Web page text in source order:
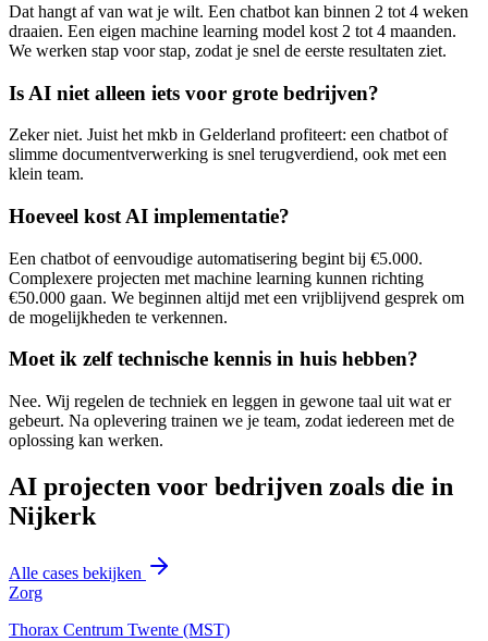
Dat hangt af van wat je wilt. Een chatbot kan binnen 2 tot 4 weken
draaien. Een eigen machine learning model kost 2 tot 4 maanden.
We werken stap voor stap, zodat je snel de eerste resultaten ziet.
Is AI niet alleen iets voor grote bedrijven?
Zeker niet. Juist het mkb in Gelderland profiteert: een chatbot of
slimme documentverwerking is snel terugverdiend, ook met een
klein team.
Hoeveel kost AI implementatie?
Een chatbot of eenvoudige automatisering begint bij €5.000.
Complexere projecten met machine learning kunnen richting
€50.000 gaan. We beginnen altijd met een vrijblijvend gesprek om
de mogelijkheden te verkennen.
Moet ik zelf technische kennis in huis hebben?
Nee. Wij regelen de techniek en leggen in gewone taal uit wat er
gebeurt. Na oplevering trainen we je team, zodat iedereen met de
oplossing kan werken.
AI projecten voor bedrijven zoals die in
Nijkerk
Alle cases bekijken
Zorg
Thorax Centrum Twente (MST)